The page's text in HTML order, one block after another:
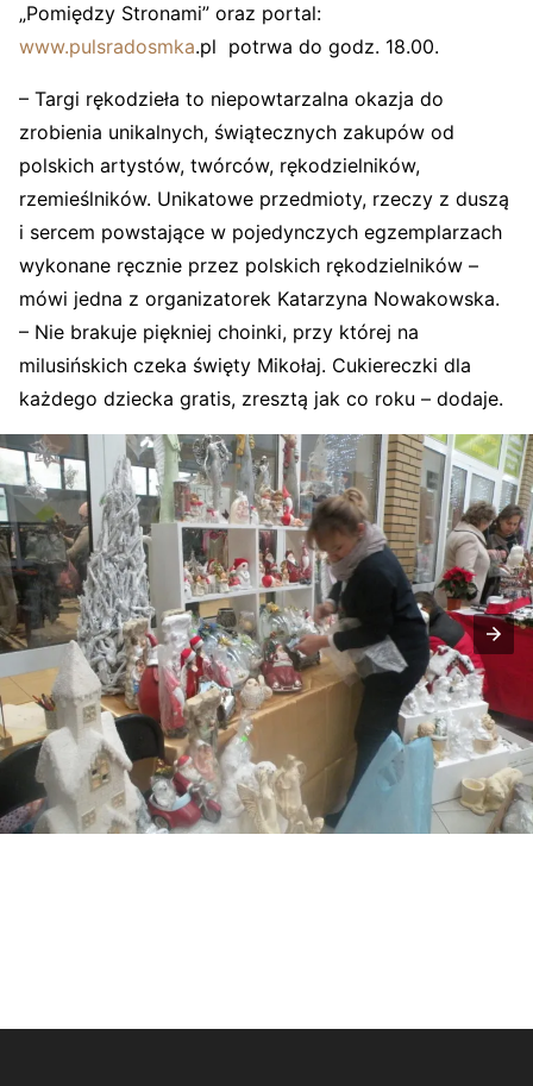
„Pomiędzy Stronami” oraz portal:
www.pulsradosmka.pl potrwa do godz. 18.00.
– Targi rękodzieła to niepowtarzalna okazja do
zrobienia unikalnych, świątecznych zakupów od
polskich artystów, twórców, rękodzielników,
rzemieślników. Unikatowe przedmioty, rzeczy z duszą
i sercem powstające w pojedynczych egzemplarzach
wykonane ręcznie przez polskich rękodzielników –
mówi jedna z organizatorek Katarzyna Nowakowska.
– Nie brakuje piękniej choinki, przy której na
milusińskich czeka święty Mikołaj. Cukiereczki dla
każdego dziecka gratis, zresztą jak co roku – dodaje.